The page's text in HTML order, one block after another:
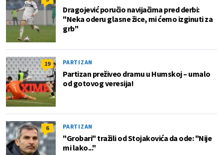
Dragojević poručio navijačima pred derbi:
"Neka oderu glasne žice, mi ćemo izginuti za
grb"
19 PARTIZAN
Partizan preživeo dramu u Humskoj – umalo
od gotovog veresija!
6 PARTIZAN
"Grobari" tražili od Stojakovića da ode: "Nije
mi lako..."